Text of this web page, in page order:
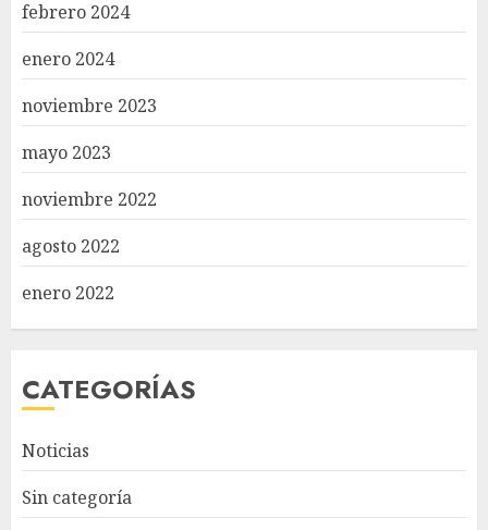
febrero 2024
enero 2024
noviembre 2023
mayo 2023
noviembre 2022
agosto 2022
enero 2022
CATEGORÍAS
Noticias
Sin categoría